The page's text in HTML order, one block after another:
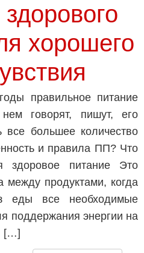
хорошего
правильное питание
говорят, пишут, его
все большее количество
и правила ПП? Что
здоровое питание Это
между продуктами, когда
еды все необходимые
поддержания энергии на
[…]